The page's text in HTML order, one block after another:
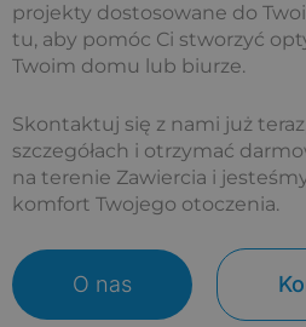
projekty dostosowane do
tu, aby pomóc Ci stworzyć
Twoim domu lub biurze.
Skontaktuj się z nami już
szczegółach i otrzymać
na terenie Zawiercia i
komfort Twojego otoczenia.
O nas